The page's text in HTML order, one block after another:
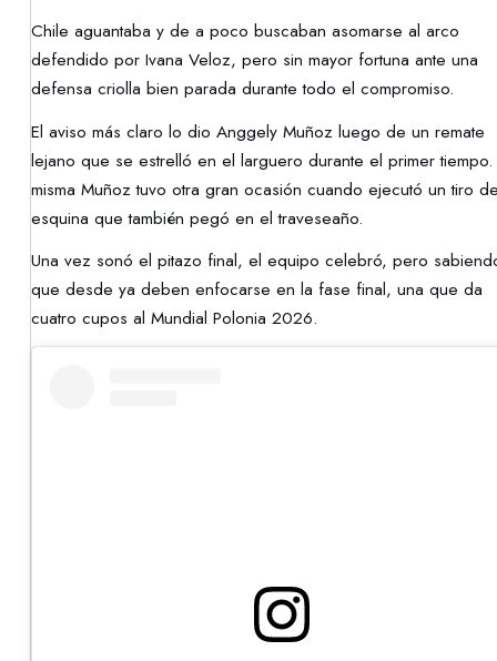
Chile aguantaba y de a poco buscaban asomarse al arco
defendido por Ivana Veloz, pero sin mayor fortuna ante una
defensa criolla bien parada durante todo el compromiso.
El aviso más claro lo dio Anggely Muñoz luego de un remate
lejano que se estrelló en el larguero durante el primer tiempo.
misma Muñoz tuvo otra gran ocasión cuando ejecutó un tiro
esquina que también pegó en el traveseaño.
Una vez sonó el pitazo final, el equipo celebró, pero
que desde ya deben enfocarse en la fase final, una que da
cuatro cupos al Mundial Polonia 2026.